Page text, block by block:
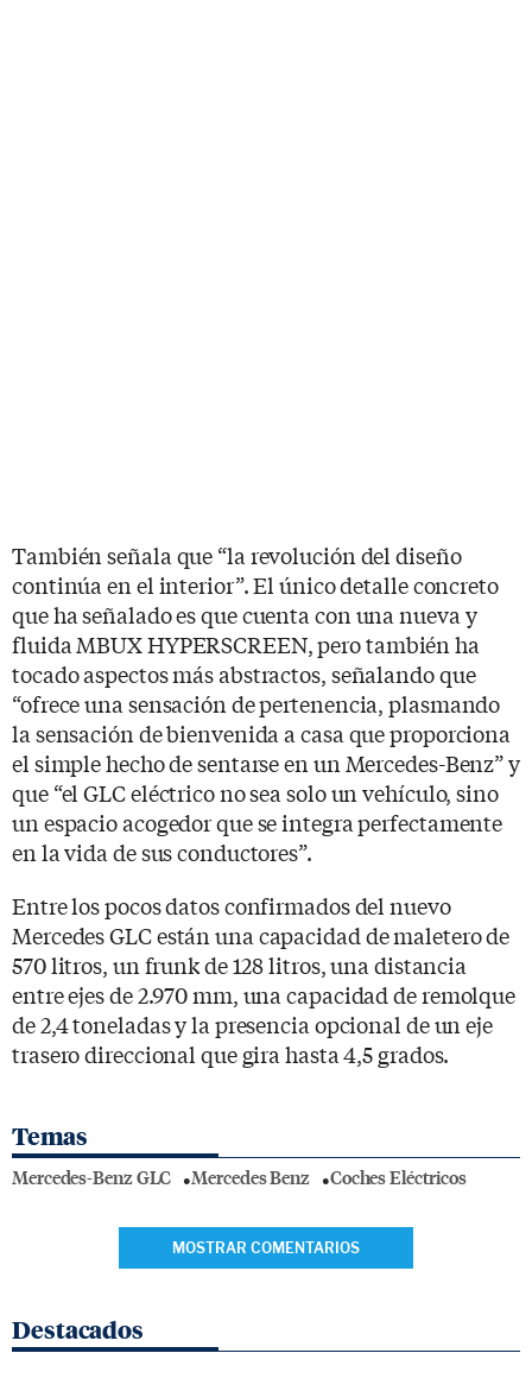
También señala que “la revolución del diseño
continúa en el interior”. El único detalle concreto
que ha señalado es que cuenta con una nueva y
fluida MBUX HYPERSCREEN, pero también ha
tocado aspectos más abstractos, señalando que
“ofrece una sensación de pertenencia, plasmando
la sensación de bienvenida a casa que proporciona
el simple hecho de sentarse en un Mercedes-Benz” y
que “el GLC eléctrico no sea solo un vehículo, sino
un espacio acogedor que se integra perfectamente
en la vida de sus conductores”.
Entre los pocos datos confirmados del nuevo
Mercedes GLC están una capacidad de maletero de
570 litros, un frunk de 128 litros, una distancia
entre ejes de 2.970 mm, una capacidad de remolque
de 2,4 toneladas y la presencia opcional de un eje
trasero direccional que gira hasta 4,5 grados.
Temas
Mercedes-Benz GLC Mercedes Benz Coches Eléctricos
MOSTRAR COMENTARIOS
Destacados